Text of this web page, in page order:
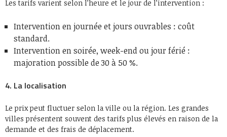
Les tarifs varient selon l’heure et le jour de l’intervention :
Intervention en journée et jours ouvrables : coût
standard.
Intervention en soirée, week-end ou jour férié :
majoration possible de 30 à 50 %.
4. La localisation
Le prix peut fluctuer selon la ville ou la région. Les grandes
villes présentent souvent des tarifs plus élevés en raison de la
demande et des frais de déplacement.